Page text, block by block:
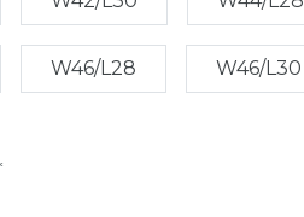
W46/L28 W46/L30